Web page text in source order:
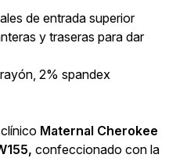
de entrada superior
y traseras para dar
2% spandex
Maternal Cherokee
confeccionado con la